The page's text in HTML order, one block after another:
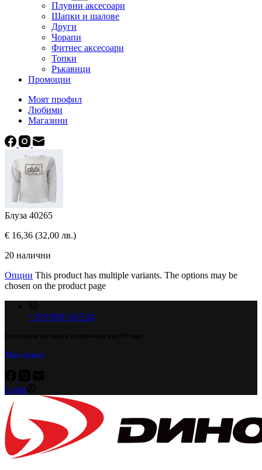
Плувни аксесоари
Шапки и шалове
Други
Чорапи
Фитнес аксесоари
Топки
Ръкавици
Промоции
Моят профил
Любими
Магазини
Блуза 40265
€ 16,36 (32,00 лв.)
20 налични
Опции This product has multiple variants. The options may be
chosen on the product page
+359 898 541534
Магазини
Login